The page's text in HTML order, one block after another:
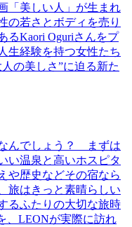
「美しい人」が生まれ
の若さとボディを売り
るKaori Oguriさんをプ
生経験を持つ女性たち
の美しさ”に迫る新た
んでしょう？ まずは
い温泉と高いホスピタ
や歴史などその宿なら
旅はきっと素晴らしい
るふたりの大切な旅時
、LEONが実際に訪れ